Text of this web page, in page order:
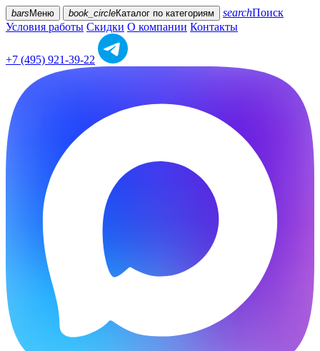
bars Меню book_circleКаталог по категориям searchПоиск
Условия работы Скидки О компании Контакты
+7 (495) 921-39-22